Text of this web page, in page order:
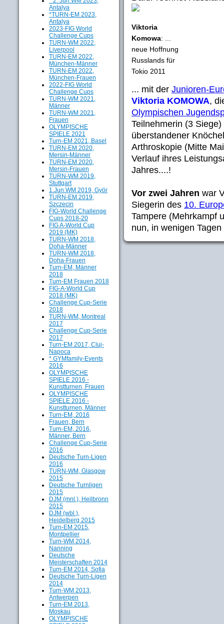
Antalya
*TURN-EM 2023,
Antalya
2023-FIG World
Challenge Cups
TURN-WM 2022,
Liverpool
TURN-EM 2022,
München-Männer
TURN-EM 2022,
München-Frauen
2022-FIG World
Challenge Cups
TURN-WM 2021,
Männer
TURN-WM 2021,
Frauen
OLYMPISCHE
SPIELE 2021
Turn-EM 2021, Basel
TURN-EM 2020,
Mersin-Männer
TURN-EM 2020,
Mersin-Frauen
TURN-WM 2019,
Stuttgart
1.Jun.WM 2019, Györ
TURN-EM 2019,
Szczecin
FIG-World Challenge
Cups 2018-20
FIG A-World Cup
2019 (MK)
TURN-WM 2018,
Doha-Männer
TURN-WM 2018,
Doha-Frauen
Turn-EM, Männer
2018
Turn-EM Frauen 2018
FIG-A-World Cup
2018 (MK)
Challenge Cup-Serie
2018
TURN-WM, Montreal
2017
Challenge Cup-Serie
2017
Turn-EM 2017, Cluj-
Napoca
* GYMfamily-Events
2016
OLYMPISCHE
SPIELE 2016 -
Kunstturnen, Frauen
OLYMPISCHE
SPIELE 2016 -
Kunstturnen, Männer
Turn-EM, 2016
Frauen, Bern
Turn-EM, 2016,
Männer, Bern
Challenge Cup-Serie
2016
Deutsche Turn-Ligen
2016
TURN-WM, Glasgow
2015
Deutsche Turnligen
2015
DJM (mnl.), Heilbronn
2015
DJM (wbl.),
Heidelberg 2015
Turn-EM 2015,
Montpellier
Turn-WM 2014,
Nanning
Deutsche
Meisterschaften 2014
Turn-EM 2014, Sofia
Deutsche Turn-Ligen
2014
Turn-WM 2013,
Antwerpen
Turn-EM 2013,
Moskau
OLYMPISCHE
Viktoria
Komowa: ...
neue Hoffnung
Russlands für
Tokio 2011
... mit der Junioren-
Viktoria KOMOWA,
Olympischen
Teilnehmerin (3
überstandener
Arthroskopie (Mitte
Verlauf ihres
Jahres....!
Vor zwei Jahren war
Siegerin des 10.
Tampere (Mehrkampf
nun, in wenigen